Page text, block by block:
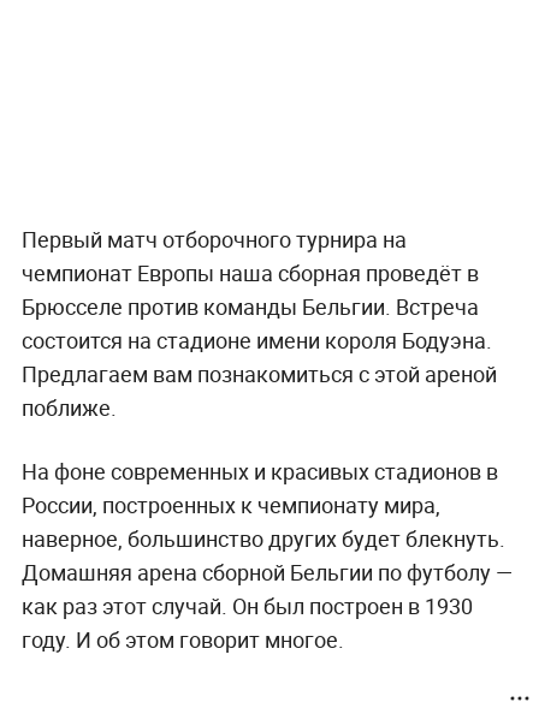
Первый матч отборочного турнира на
чемпионат Европы наша сборная проведёт в
Брюсселе против команды Бельгии. Встреча
состоится на стадионе имени короля Бодуэна.
Предлагаем вам познакомиться с этой ареной
поближе.
На фоне современных и красивых стадионов в
России, построенных к чемпионату мира,
наверное, большинство других будет блекнуть.
Домашняя арена сборной Бельгии по футболу —
как раз этот случай. Он был построен в 1930
году. И об этом говорит многое.